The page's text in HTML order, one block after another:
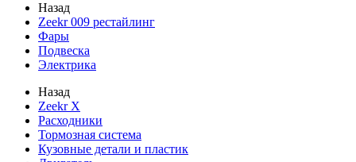
Назад
Zeekr 009 рестайлинг
Фары
Подвеска
Электрика
Назад
Zeekr X
Расходники
Тормозная система
Кузовные детали и пластик